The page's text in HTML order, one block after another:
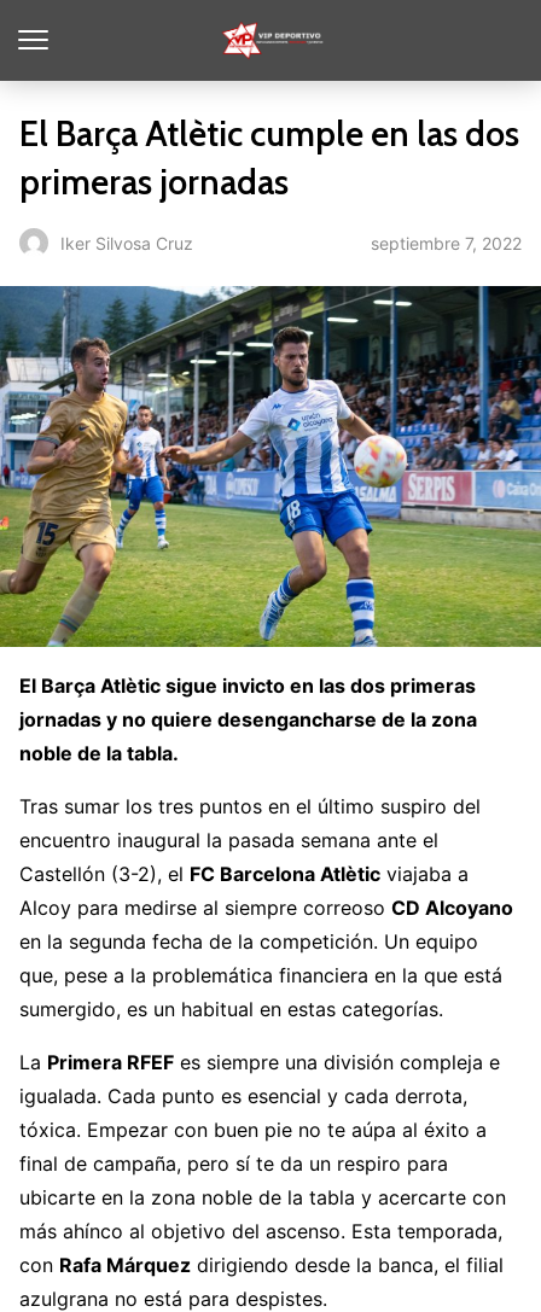
El Barça Atlètic cumple en las dos
primeras jornadas
Iker Silvosa Cruz septiembre 7, 2022
El Barça Atlètic sigue invicto en las dos primeras
jornadas y no quiere desengancharse de la zona
noble de la tabla.
Tras sumar los tres puntos en el último suspiro del
encuentro inaugural la pasada semana ante el
Castellón (3-2), el FC Barcelona Atlètic viajaba a
Alcoy para medirse al siempre correoso CD Alcoyano
en la segunda fecha de la competición. Un equipo
que, pese a la problemática financiera en la que está
sumergido, es un habitual en estas categorías.
La Primera RFEF es siempre una división compleja e
igualada. Cada punto es esencial y cada derrota,
tóxica. Empezar con buen pie no te aúpa al éxito a
final de campaña, pero sí te da un respiro para
ubicarte en la zona noble de la tabla y acercarte con
más ahínco al objetivo del ascenso. Esta temporada,
con Rafa Márquez dirigiendo desde la banca, el filial
azulgrana no está para despistes.